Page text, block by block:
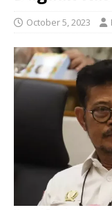
October 5, 2023